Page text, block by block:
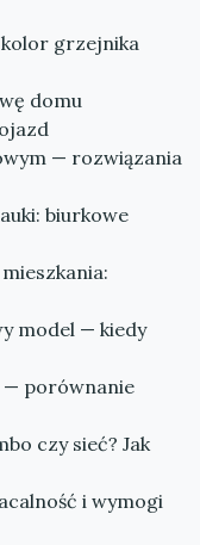
kolor grzejnika
domu
— rozwiązania
biurkowe
model — kiedy
— porównanie
czy sieć? Jak
i wymogi